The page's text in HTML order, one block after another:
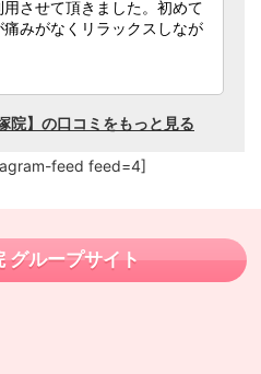
feed feed=4]
グループサイト